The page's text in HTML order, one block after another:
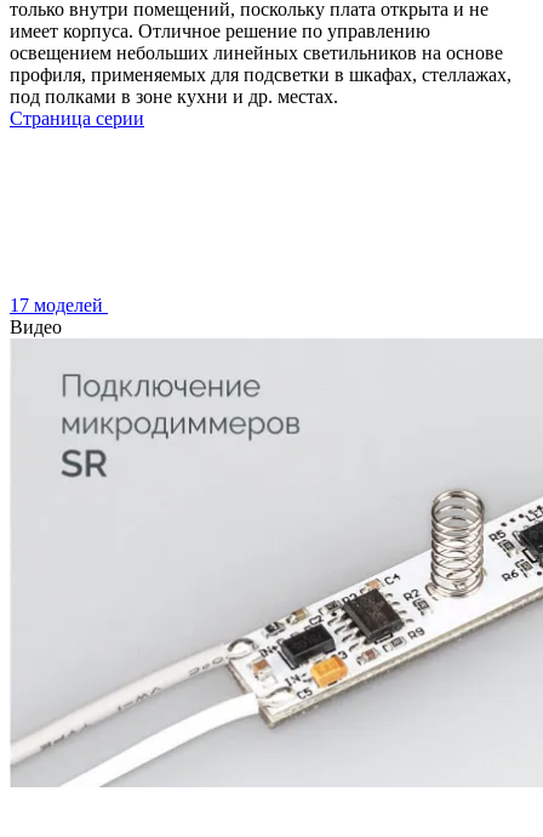
только внутри помещений, поскольку плата открыта и не
имеет корпуса. Отличное решение по управлению
освещением небольших линейных светильников на основе
профиля, применяемых для подсветки в шкафах, стеллажах,
под полками в зоне кухни и др. местах.
Страница серии
17 моделей
Видео